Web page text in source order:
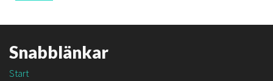
Snabblänkar
Start